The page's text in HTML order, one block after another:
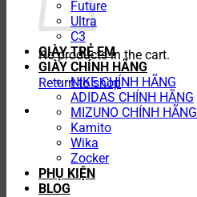
No products in the cart.
Return to shop
Future
Ultra
C3
GIÀY TRẺ EM
GIÀY CHÍNH HÃNG
NIKE CHÍNH HÃNG
ADIDAS CHÍNH HÃNG
MIZUNO CHÍNH HÃNG
Kamito
Wika
Zocker
PHỤ KIỆN
BLOG